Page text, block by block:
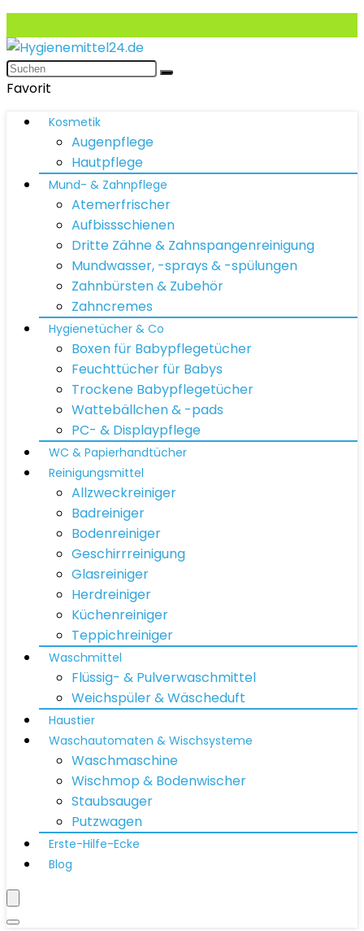
Favorit
Kosmetik
Augenpflege
Hautpflege
Mund- & Zahnpflege
Atemerfrischer
Aufbissschienen
Dritte Zähne & Zahnspangenreinigung
Mundwasser, -sprays & -spülungen
Zahnbürsten & Zubehör
Zahncremes
Hygienetücher & Co
Boxen für Babypflegetücher
Feuchttücher für Babys
Trockene Babypflegetücher
Wattebällchen & -pads
PC- & Displaypflege
WC & Papierhandtücher
Reinigungsmittel
Allzweckreiniger
Badreiniger
Bodenreiniger
Geschirrreinigung
Glasreiniger
Herdreiniger
Küchenreiniger
Teppichreiniger
Waschmittel
Flüssig- & Pulverwaschmittel
Weichspüler & Wäscheduft
Haustier
Waschautomaten & Wischsysteme
Waschmaschine
Wischmop & Bodenwischer
Staubsauger
Putzwagen
Erste-Hilfe-Ecke
Blog